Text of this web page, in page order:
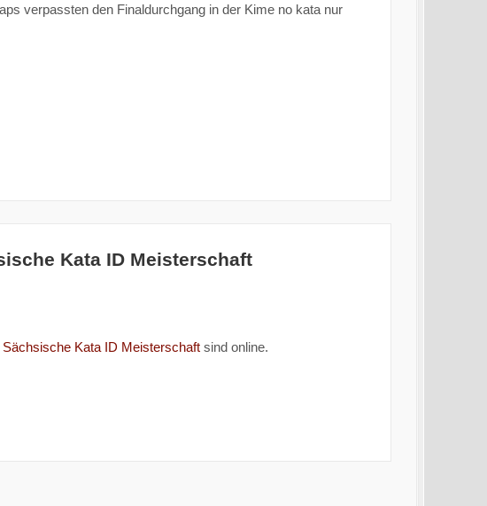
verpassten den Finaldurchgang in der Kime no kata nur
Kata ID Meisterschaft
Sächsische Kata ID Meisterschaftsind online.